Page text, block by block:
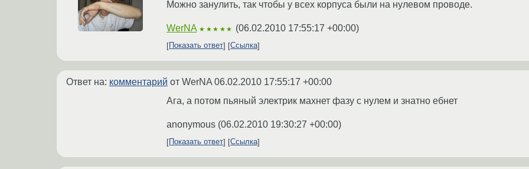
Можно занулить, так чтобы у всех корпуса были на нулевом проводе.
WerNA ★★★★★ (06.02.2010 17:55:17 +00:00)
Показать ответ Ссылка
Ответ на: комментарий от WerNA 06.02.2010 17:55:17 +00:00
Ага, а потом пьяный электрик махнет фазу с нулем и знатно ебнет
anonymous (06.02.2010 19:30:27 +00:00)
Показать ответ Ссылка